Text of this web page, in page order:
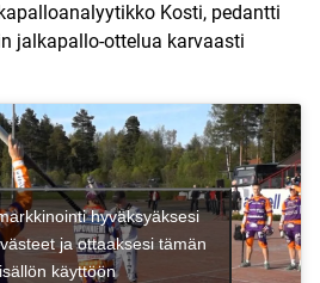
Kosti, pedantti
jalkapallo-ottelua karvaasti
hyväksyäksesi
ja ottaaksesi tämän
käyttöön